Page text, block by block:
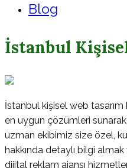
Blog
İstanbul
İstanbul kişisel web
en uygun çözümleri
uzman ekibimiz size özel,
hakkında detaylı bilgi
dijital reklam ajansı